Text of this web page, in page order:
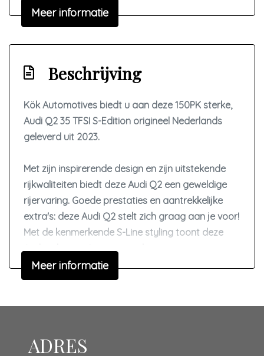
Elektronisch stabiliteits programma
Elektronische remkrachtverdeling
Hemelbekleding donker
Hoofd airbag(s) achter
Hoofd airbag(s) voor
Kunstlederen interieurdelen
Lichtmetalen velgen 10-spaaks 17"
Passagiersairbag
S line exterieur
Schakelpaddles
Sportstuur leder
Zij airbag(s) voor
Exterieur
Achterruitwisser
Meer informatie
Beschrijving
Kök Automotives biedt u aan deze 150PK sterke,
Audi Q2 35 TFSI S-Edition origineel Nederlands
geleverd uit 2023.
Met zijn inspirerende design en zijn uitstekende
rijkwaliteiten biedt deze Audi Q2 een geweldige
rijervaring. Goede prestaties en aantrekkelijke
extra's: deze Audi Q2 stelt zich graag aan je voor!
Met de kenmerkende S-Line styling toont deze
Audi zich van zijn sportieve kant.
Merk: Audi
Bouwjaar: 2023
Meer informatie
ADRES